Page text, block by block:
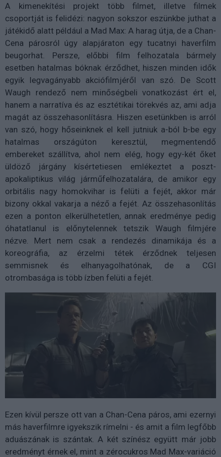
A kimenekítési projekt több filmet, illetve filmek
csoportját is felidézi: nagyon sokszor eszünkbe juthat a
játékidő alatt például a Mad Max: A harag útja, de a Chan-
Cena párosról úgy alapjáraton egy tucatnyi haverfilm
beugorhat. Persze, előbbi film felhozatala bármely
esetben hatalmas bóknak érződhet, hiszen minden idők
egyik legvagányabb akciófilmjéről van szó. De Scott
Waugh rendező nem minőségbeli vonatkozást ért el,
hanem a narratíva és az esztétikai törekvés az, ami adja
magát az összehasonlításra. Hiszen esetünkben is arról
van szó, hogy hőseinknek el kell jutniuk a-ból b-be egy
hatalmas országúton keresztül, megmentendő
embereket szállítva, ahol nem elég, hogy egy-két őket
üldöző járgány kísértetiesen emlékeztet a poszt-
apokaliptikus világ járműfelhozatalára, de amikor egy
orbitális nagy homokvihar is felüti a fejét, akkor már
bizony okkal vakarja a néző a fejét. Az összehasonlítás
ezen a ponton elkerülhetetlen, annak eredménye pedig
óhatatlanul is előnytelennek tetszik Waugh filmjére
nézve. Mert nem csak a rendezés dinamikája és a
koreográfia, az érzelmi tétek érződnek teljesen
semmisnek és elhanyagolhatónak, de a CGI
otrombasága is több ízben felüti a fejét.
Ezen kívül persze ott van a Chan-Cena páros, ami ezernyi
más haverfilmre igyekszik rímelni - és amit a film legfőbb
aduászának is szántak. A két színész együtt már jobb
eredményt érnek el, mint a zérocukros Mad Max-variáció